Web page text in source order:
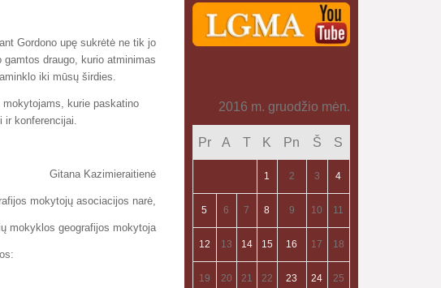
Gordono upę sukrėtė ne tik jo
draugo, kurio atminimas
iki mūsų širdies.
mokytojams, kurie paskatino
ir konferencijai.
Gitana Kazimieraitienė
mokytojų asociacijos narė,
mokyklos geografijos mokytoja
2016 m. gruodžio mėn.
Pr A T K Pn Š S
1 2 3 4
5 6 7 8 9 10 11
12 13 14 15 16 17 18
19 20 21 22 23 24 25